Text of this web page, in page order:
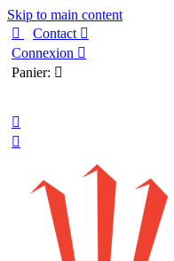
Skip to main content

Contact 
Connexion 
Panier: 

